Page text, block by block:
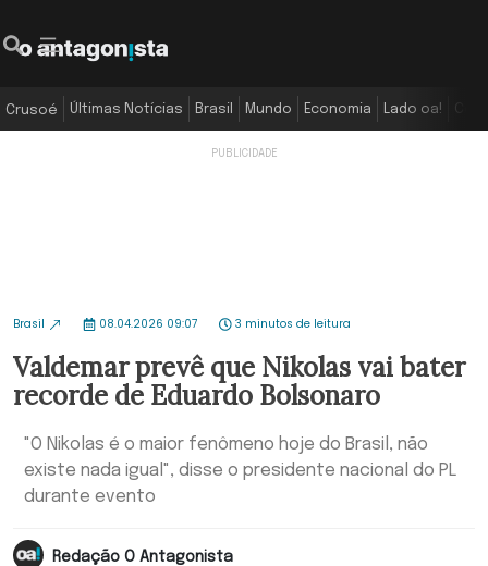
Crusoé Últimas Notícias Brasil Mundo Economia Lado oa!
Brasil 08.04.2026 09:07 3 minutos de leitura
Valdemar prevê que Nikolas vai bater
recorde de Eduardo Bolsonaro
"O Nikolas é o maior fenômeno hoje do Brasil, não
existe nada igual", disse o presidente nacional do PL
durante evento
Redação O Antagonista